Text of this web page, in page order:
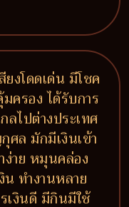
งโดดเด่น มีโชค
รอง ได้รับการ
ไปต่างประเทศ
ศล มักมีเงินเข้า
ง่าย หมุนคล่อง
น ทำงานหลาย
เงินดี มีกินมีใช้